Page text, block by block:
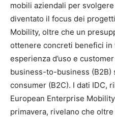
mobili aziendali per
diventato il focus dei
Mobility, oltre che un
ottenere concreti benefici
esperienza d’uso e
business-to-business
consumer (B2C). I dati IDC,
European Enterprise
primavera, rivelano che